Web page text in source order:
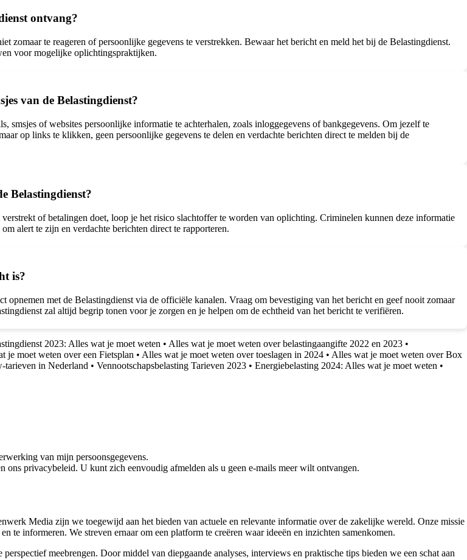
ontvang?
zomaar te reageren of persoonlijke gegevens te verstrekken. Bewaar het bericht en meld het bij de Belastingdienst.
voor mogelijke oplichtingspraktijken.
van de Belastingdienst?
of websites persoonlijke informatie te achterhalen, zoals inloggegevens of bankgegevens. Om jezelf te
op links te klikken, geen persoonlijke gegevens te delen en verdachte berichten direct te melden bij de
Belastingdienst?
of betalingen doet, loop je het risico slachtoffer te worden van oplichting. Criminelen kunnen deze informatie
alert te zijn en verdachte berichten direct te rapporteren.
is?
met de Belastingdienst via de officiële kanalen. Vraag om bevestiging van het bericht en geef nooit zomaar
zal altijd begrip tonen voor je zorgen en je helpen om de echtheid van het bericht te verifiëren.
2023: Alles wat je moet weten • Alles wat je moet weten over belastingaangifte 2022 en 2023 •
je moet weten over een Fietsplan • Alles wat je moet weten over toeslagen in 2024 • Alles wat je moet weten over Box
tarieven in Nederland • Vennootschapsbelasting Tarieven 2023 • Energiebelasting 2024: Alles wat je moet weten •
van mijn persoonsgegevens.
privacybeleid. U kunt zich eenvoudig afmelden als u geen e-mails meer wilt ontvangen.
Media zijn we toegewijd aan het bieden van actuele en relevante informatie over de zakelijke wereld. Onze missie
te informeren. We streven ernaar om een platform te creëren waar ideeën en inzichten samenkomen.
meebrengen. Door middel van diepgaande analyses, interviews en praktische tips bieden we een schat aan